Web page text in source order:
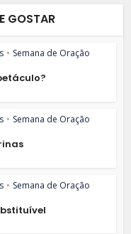
GOSTAR
• Semana de Oração
• Semana de Oração
• Semana de Oração